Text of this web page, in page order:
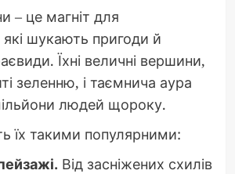
– це магніт для
які шукають пригоди й
Їхні величні вершини,
зеленню, і таємнича аура
людей щороку.
їх такими популярними:
Від засніжених схилів